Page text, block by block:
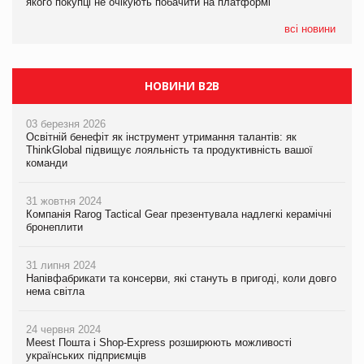
всі новини
НОВИНИ B2B
03 березня 2026
Освітній бенефіт як інструмент утримання талантів: як
ThinkGlobal підвищує лояльність та продуктивність вашої
команди
31 жовтня 2024
Компанія Rarog Tactical Gear презентувала надлегкі керамічні
бронеплити
31 липня 2024
Напівфабрикати та консерви, які стануть в пригоді, коли довго
нема світла
24 червня 2024
Meest Пошта і Shop-Express розширюють можливості
українських підприємців